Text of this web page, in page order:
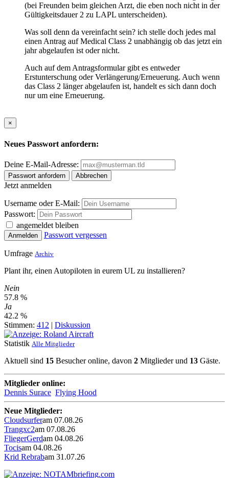
(bei Freunden beim gleichen Arzt, die eben noch nicht in der
Gültigkeitsdauer 2 zu LAPL unterscheiden).
Was soll denn da vereinfacht sein? ich stelle doch jedes mal
einen Antrag auf Medical Class 2 unabhängig ob das jetzt ein
jahr abgelaufen ist oder nicht.
Auch auf dem Antragsformular gibt es entweder
Erstunterschung oder Verlängerung/Erneuerung. Auch wenn
das Class 2 länger abgelaufen ist, handelt es sich dann doch
nur um eine Erneuerung.
×
Neues Passwort anfordern:
Deine E-Mail-Adresse:
Passwort anfordern Abbrechen
Jetzt anmelden
Username oder E-Mail:
Passwort:
angemeldet bleiben
Anmelden Passwort vergessen
Umfrage Archiv
Plant ihr, einen Autopiloten in eurem UL zu installieren?
Nein
57.8 %
Ja
42.2 %
Stimmen: 412 | Diskussion
Statistik Alle Mitglieder
Aktuell sind 15 Besucher online, davon 2 Mitglieder und 13 Gäste.
Mitglieder online:
Dennis Surace Flying Hood
Neue Mitglieder:
Cloudsurferam 07.08.26
Trangxc2am 07.08.26
FliegerGerdam 04.08.26
Tocisam 04.08.26
Krid Rebrabam 31.07.26